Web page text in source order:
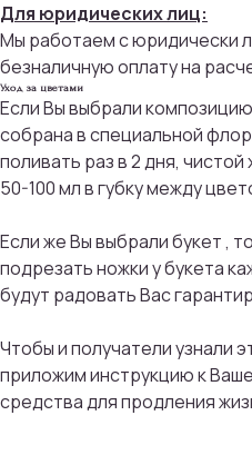
Для юридических лиц:
Мы работаем с юридически
безналичную оплату на
Уход за цветами
Если Вы выбрали
собрана в специальной
поливать раз в 2 дня,
50-100 мл в губку между
Если же Вы выбрали букет ,
подрезать ножки у букета
будут радовать Вас
Чтобы и получатели узнали
приложим инструкцию к
средства для продления
Мы тщательно подбираем
сезон, настроение и тренды
бонусной
И получайте кэшбек с
покупки